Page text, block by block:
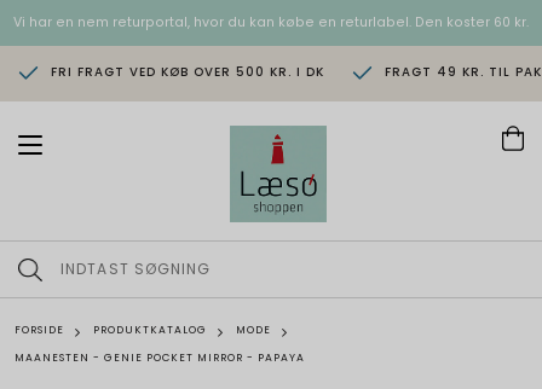
Vi har en nem returportal, hvor du kan købe en returlabel. Den koster 60 kr.
FRI FRAGT VED KØB OVER 500 KR. I DK FRAGT 49 KR. TIL
T
n
a
i
g
FORSIDE PRODUKTKATALOG
MODE
MAANESTEN - GENIE POCKET MIRROR - PAPAYA